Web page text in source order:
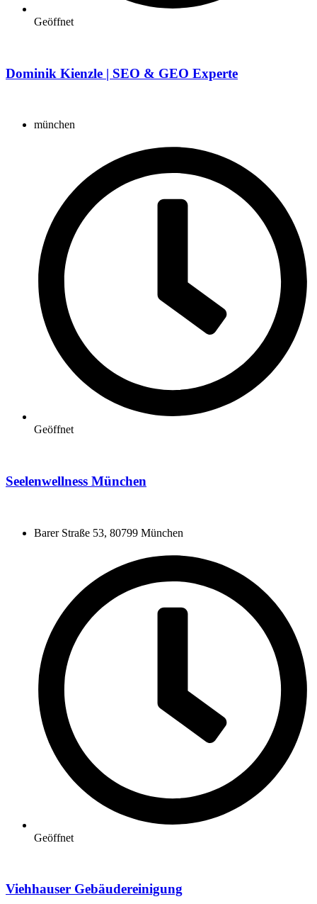
Geöffnet
Dominik Kienzle | SEO & GEO Experte
münchen
Geöffnet
Seelenwellness München
Barer Straße 53, 80799 München
Geöffnet
Viehhauser Gebäudereinigung